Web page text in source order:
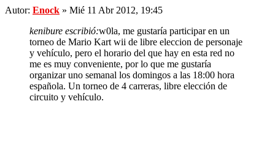
Autor: Enock » Mié 11 Abr 2012, 19:45
kenibure escribió:w0la, me gustaría participar en un
torneo de Mario Kart wii de libre eleccion de personaje
y vehículo, pero el horario del que hay en esta red no
me es muy conveniente, por lo que me gustaría
organizar uno semanal los domingos a las 18:00 hora
española. Un torneo de 4 carreras, libre elección de
circuito y vehículo.